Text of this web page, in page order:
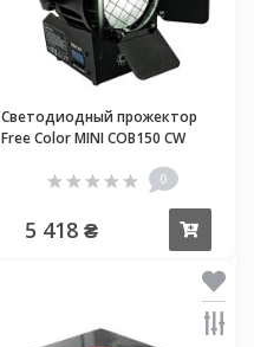
Светодиодный прожектор
Free Color MINI COB150 CW
0
5 418 ₴